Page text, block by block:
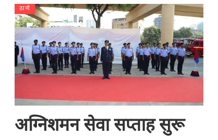
ठाणे
अग्निशमन सेवा सप्ताह सुरू